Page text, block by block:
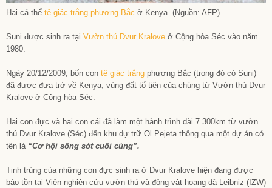
Hai cá thể tê giác trắng phương Bắc ở Kenya. (Nguồn: AFP)
Suni được sinh ra tại Vườn thú Dvur Kralove ở Cộng hòa Séc vào năm
1980.
Ngày 20/12/2009, bốn con tê giác trắng phương Bắc (trong đó có Suni)
đã được đưa trở về Kenya, vùng đất tổ tiên của chúng từ Vườn thú Dvur
Kralove ở Cộng hòa Séc.
Hai con đực và hai con cái đã làm một hành trình dài 7.300km từ vườn
thú Dvur Kralove (Séc) đến khu dự trữ Ol Pejeta thông qua một dự án có
tên là “Cơ hội sống sót cuối cùng”.
Tinh trùng của những con đực sinh ra ở Dvur Kralove hiện đang được
bảo tồn tại Viện nghiên cứu vườn thú và động vật hoang dã Leibniz (IZW)